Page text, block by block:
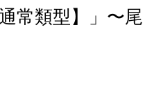
常類型】」〜尾